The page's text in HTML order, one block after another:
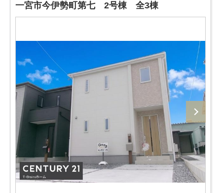
一宮市今伊勢町第七 2号棟 全3棟